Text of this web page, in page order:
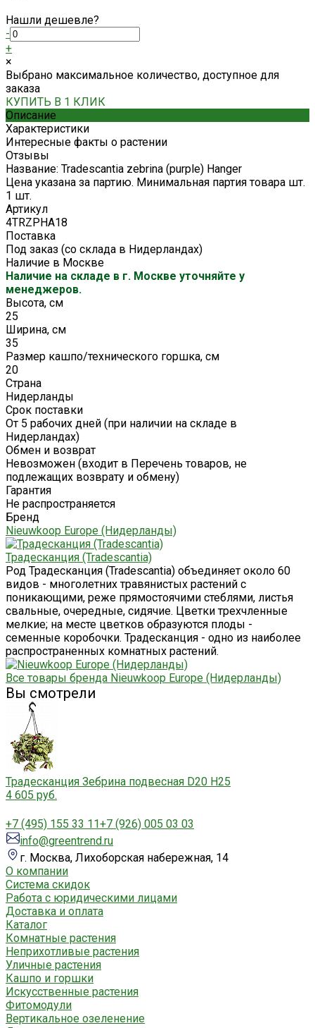
Нашли дешевле?
-
+
×
Выбрано максимальное количество, доступное для
заказа
КУПИТЬ В 1 КЛИК
Описание
Характеристики
Интересные факты о растении
Отзывы
Название: Tradescantia zebrina (purple) Hanger
Цена указана за партию. Минимальная партия товара шт.
1 шт.
Артикул
4TRZPHA18
Поставка
Под заказ (со склада в Нидерландах)
Наличие в Москве
Наличие на складе в г. Москве уточняйте у
менеджеров.
Высота, см
25
Ширина, см
35
Размер кашпо/технического горшка, см
20
Страна
Нидерланды
Срок поставки
От 5 рабочих дней (при наличии на складе в
Нидерландах)
Обмен и возврат
Невозможен (входит в Перечень товаров, не
подлежащих возврату и обмену)
Гарантия
Не распространяется
Бренд
Nieuwkoop Europe (Нидерланды)
Традесканция (Tradescantia)
Род Традесканция (Tradescantia) объединяет около 60
видов - многолетних травянистых растений с
поникающими, реже прямостоячими стеблями, листья
свальные, очередные, сидячие. Цветки трехчленные
мелкие; на месте цветков образуются плоды -
семенные коробочки. Традесканция - одно из наиболее
распространенных комнатных растений.
Все товары бренда Nieuwkoop Europe (Нидерланды)
Вы смотрели
Традесканция Зебрина подвесная D20 H25
4 605 руб.
+7 (495) 155 33 11+7 (926) 005 03 03
info@greentrend.ru
г. Москва, Лихоборская набережная, 14
О компании
Система скидок
Работа с юридическими лицами
Доставка и оплата
Каталог
Комнатные растения
Неприхотливые растения
Уличные растения
Кашпо и горшки
Искусственные растения
Фитомодули
Вертикальное озеленение